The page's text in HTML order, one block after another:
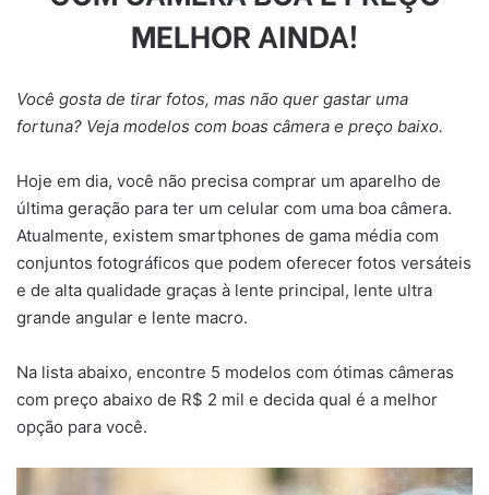
MELHOR AINDA!
Você gosta de tirar fotos, mas não quer gastar uma
fortuna? Veja modelos com boas câmera e preço baixo.
Hoje em dia, você não precisa comprar um aparelho de
última geração para ter um celular com uma boa câmera.
Atualmente, existem smartphones de gama média com
conjuntos fotográficos que podem oferecer fotos versáteis
e de alta qualidade graças à lente principal, lente ultra
grande angular e lente macro.
Na lista abaixo, encontre 5 modelos com ótimas câmeras
com preço abaixo de R$ 2 mil e decida qual é a melhor
opção para você.